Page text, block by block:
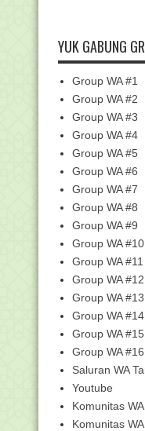
Surat
126
Surat
Dana
Surat
PEDOMAN
MIN 9 HSU
SEHAT
Lebih
Pretest
Kompetisi
LHS dan
Sejarah
Yuk Ikutan
Dapodik!
Surat
YUK GABUNG
Group WA #1
Group WA #2
Group WA #3
Group WA #4
Group WA #5
Group WA #6
Group WA #7
Group WA #8
Group WA #9
Group WA #10
Group WA #11
Group WA #12
Group WA #13
Group WA #14
Group WA #15
Group WA #16
Saluran WA
Youtube
Komunitas WA
Komunitas